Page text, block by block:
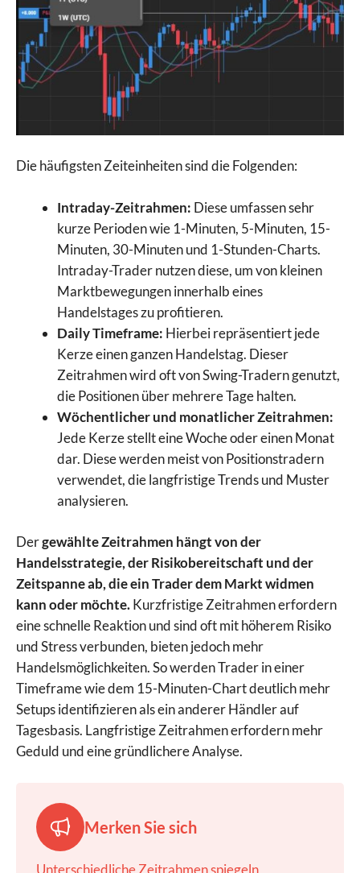
Die häufigsten Zeiteinheiten sind die Folgenden:
Intraday-Zeitrahmen: Diese umfassen sehr
kurze Perioden wie 1-Minuten, 5-Minuten, 15-
Minuten, 30-Minuten und 1-Stunden-Charts.
Intraday-Trader nutzen diese, um von kleinen
Marktbewegungen innerhalb eines
Handelstages zu profitieren.
Daily Timeframe: Hierbei repräsentiert jede
Kerze einen ganzen Handelstag. Dieser
Zeitrahmen wird oft von Swing-Tradern genutzt,
die Positionen über mehrere Tage halten.
Wöchentlicher und monatlicher Zeitrahmen:
Jede Kerze stellt eine Woche oder einen Monat
dar. Diese werden meist von Positionstradern
verwendet, die langfristige Trends und Muster
analysieren.
Dergewählte Zeitrahmen hängt von der
Handelsstrategie, der Risikobereitschaft und der
Zeitspanne ab, die ein Trader dem Markt widmen
kann oder möchte.Kurzfristige Zeitrahmen erfordern
eine schnelle Reaktion und sind oft mit höherem Risiko
und Stress verbunden, bieten jedoch mehr
Handelsmöglichkeiten. So werden Trader in einer
Timeframe wie dem 15-Minuten-Chart deutlich mehr
Setups identifizieren als ein anderer Händler auf
Tagesbasis. Langfristige Zeitrahmen erfordern mehr
Geduld und eine gründlichere Analyse.
Merken Sie sich
Unterschiedliche Zeitrahmen spiegeln